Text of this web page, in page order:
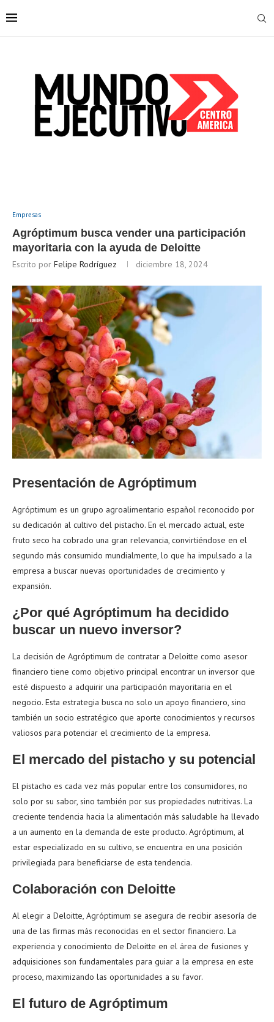
Empresas
Agróptimum busca vender una participación
mayoritaria con la ayuda de Deloitte
Escrito por Felipe Rodríguez diciembre 18, 2024
Presentación de Agróptimum
Agróptimum es un grupo agroalimentario español reconocido por
su dedicación al cultivo del pistacho. En el mercado actual, este
fruto seco ha cobrado una gran relevancia, convirtiéndose en el
segundo más consumido mundialmente, lo que ha impulsado a la
empresa a buscar nuevas oportunidades de crecimiento y
expansión.
¿Por qué Agróptimum ha decidido
buscar un nuevo inversor?
La decisión de Agróptimum de contratar a Deloitte como asesor
financiero tiene como objetivo principal encontrar un inversor que
esté dispuesto a adquirir una participación mayoritaria en el
negocio. Esta estrategia busca no solo un apoyo financiero, sino
también un socio estratégico que aporte conocimientos y recursos
valiosos para potenciar el crecimiento de la empresa.
El mercado del pistacho y su potencial
El pistacho es cada vez más popular entre los consumidores, no
solo por su sabor, sino también por sus propiedades nutritivas. La
creciente tendencia hacia la alimentación más saludable ha llevado
a un aumento en la demanda de este producto. Agróptimum, al
estar especializado en su cultivo, se encuentra en una posición
privilegiada para beneficiarse de esta tendencia.
Colaboración con Deloitte
Al elegir a Deloitte, Agróptimum se asegura de recibir asesoría de
una de las firmas más reconocidas en el sector financiero. La
experiencia y conocimiento de Deloitte en el área de fusiones y
adquisiciones son fundamentales para guiar a la empresa en este
proceso, maximizando las oportunidades a su favor.
El futuro de Agróptimum